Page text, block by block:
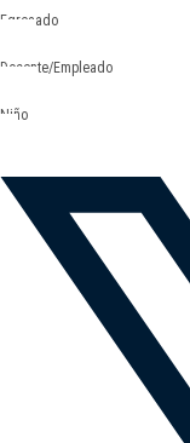
Egresado
Docente/Empleado
Niño